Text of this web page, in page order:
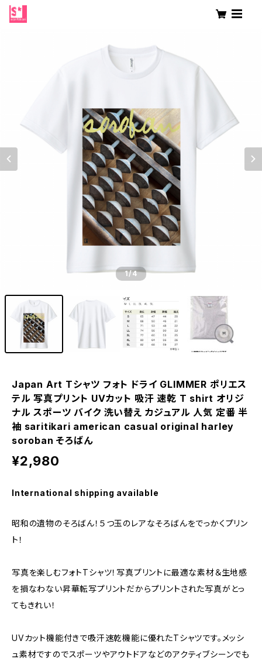
1/4
Japan Art Tシャツ フォト ドライ GLIMMER ポリエス
テル 写真プリント UVカット 吸汗 速乾 T shirt オリジ
ナル スポーツ バイク 洗い替え カジュアル 人気 定番 半
袖 saritikari american casual original harley
soroban そろばん
¥2,980
International shipping available
昭和の遺物のそろばん！５つ玉のレアなそろばんをでっかくプリン
ト！
写真を楽しむフォトTシャツ！写真プリントに最適な素材＆生地感
を損なわない昇華転写プリントだからプリントされた写真がとっ
てもきれい！
UVカット機能付きで吸汗速乾機能に優れたTシャツです。メッシ
ュ素材ですのでスポーツやアウトドアなどのアクティブシーンでも